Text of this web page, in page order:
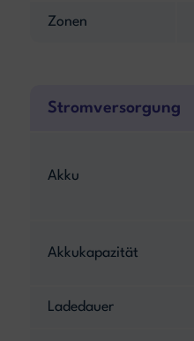
Zonen
Stromversorgung
Akku
Akkukapazität
Ladedauer